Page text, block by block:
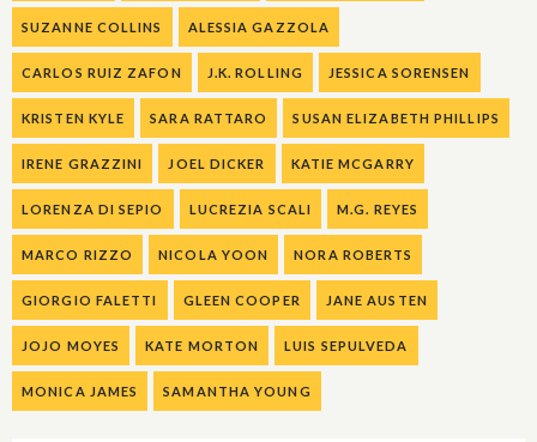
SUZANNE COLLINS ALESSIA GAZZOLA
CARLOS RUIZ ZAFON J.K. ROLLING JESSICA SORENSEN
KRISTEN KYLE SARA RATTARO SUSAN ELIZABETH PHILLIPS
IRENE GRAZZINI JOEL DICKER KATIE MCGARRY
LORENZA DI SEPIO LUCREZIA SCALI M.G. REYES
MARCO RIZZO NICOLA YOON NORA ROBERTS
GIORGIO FALETTI GLEEN COOPER JANE AUSTEN
JOJO MOYES KATE MORTON LUIS SEPULVEDA
MONICA JAMES SAMANTHA YOUNG